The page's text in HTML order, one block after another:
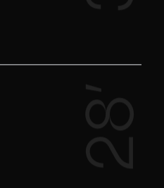
28’